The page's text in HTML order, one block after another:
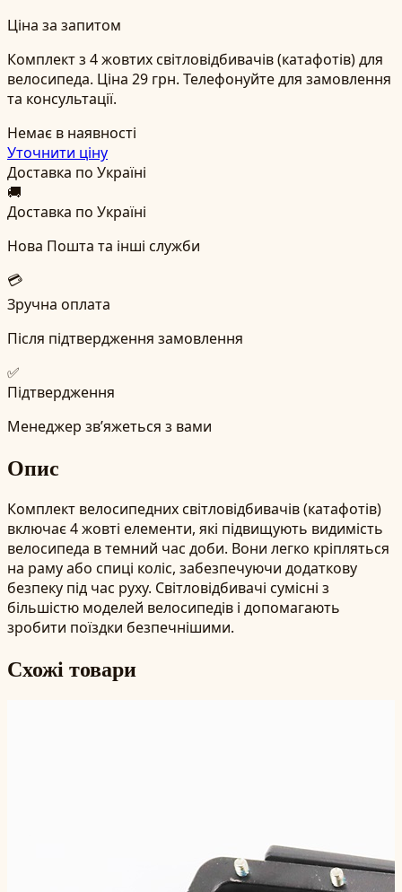
Ціна за запитом
Комплект з 4 жовтих світловідбивачів (катафотів) для
велосипеда. Ціна 29 грн. Телефонуйте для замовлення
та консультації.
Немає в наявності
Уточнити ціну
Доставка по Україні
🚚
Доставка по Україні
Нова Пошта та інші служби
💳
Зручна оплата
Після підтвердження замовлення
✅
Підтвердження
Менеджер зв’яжеться з вами
Опис
Комплект велосипедних світловідбивачів (катафотів)
включає 4 жовті елементи, які підвищують видимість
велосипеда в темний час доби. Вони легко кріпляться
на раму або спиці коліс, забезпечуючи додаткову
безпеку під час руху. Світловідбивачі сумісні з
більшістю моделей велосипедів і допомагають
зробити поїздки безпечнішими.
Схожі товари